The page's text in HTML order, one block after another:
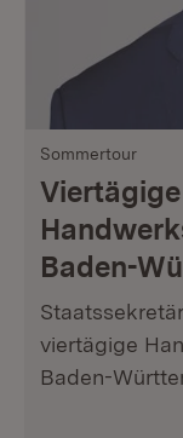
Sommertour
Viertägige
Baden-
viertägige
Baden-